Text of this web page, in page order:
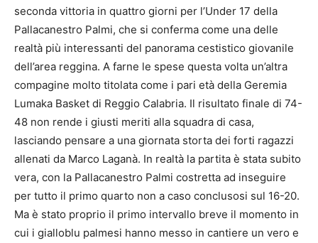
seconda vittoria in quattro giorni per l’Under 17 della
Pallacanestro Palmi, che si conferma come una delle
realtà più interessanti del panorama cestistico giovanile
dell’area reggina. A farne le spese questa volta un’altra
compagine molto titolata come i pari età della Geremia
Lumaka Basket di Reggio Calabria. Il risultato finale di 74-
48 non rende i giusti meriti alla squadra di casa,
lasciando pensare a una giornata storta dei forti ragazzi
allenati da Marco Laganà. In realtà la partita è stata subito
vera, con la Pallacanestro Palmi costretta ad inseguire
per tutto il primo quarto non a caso conclusosi sul 16-20.
Ma è stato proprio il primo intervallo breve il momento in
cui i gialloblu palmesi hanno messo in cantiere un vero e